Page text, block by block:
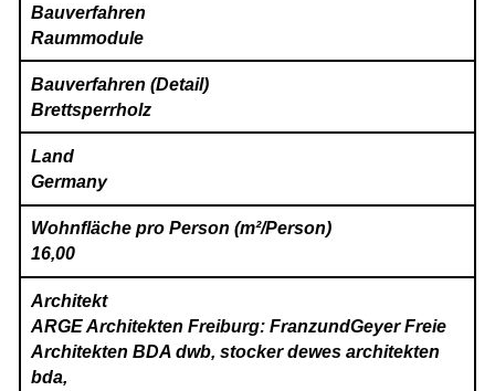
Bauverfahren
Raummodule
Bauverfahren (Detail)
Brettsperrholz
Land
Germany
Wohnfläche pro Person (m²/Person)
16,00
Architekt
ARGE Architekten Freiburg: FranzundGeyer Freie
Architekten BDA dwb, stocker dewes architekten
bda,